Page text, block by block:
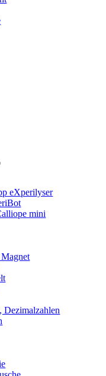
eXperilyser
mini
Dezimalzahlen